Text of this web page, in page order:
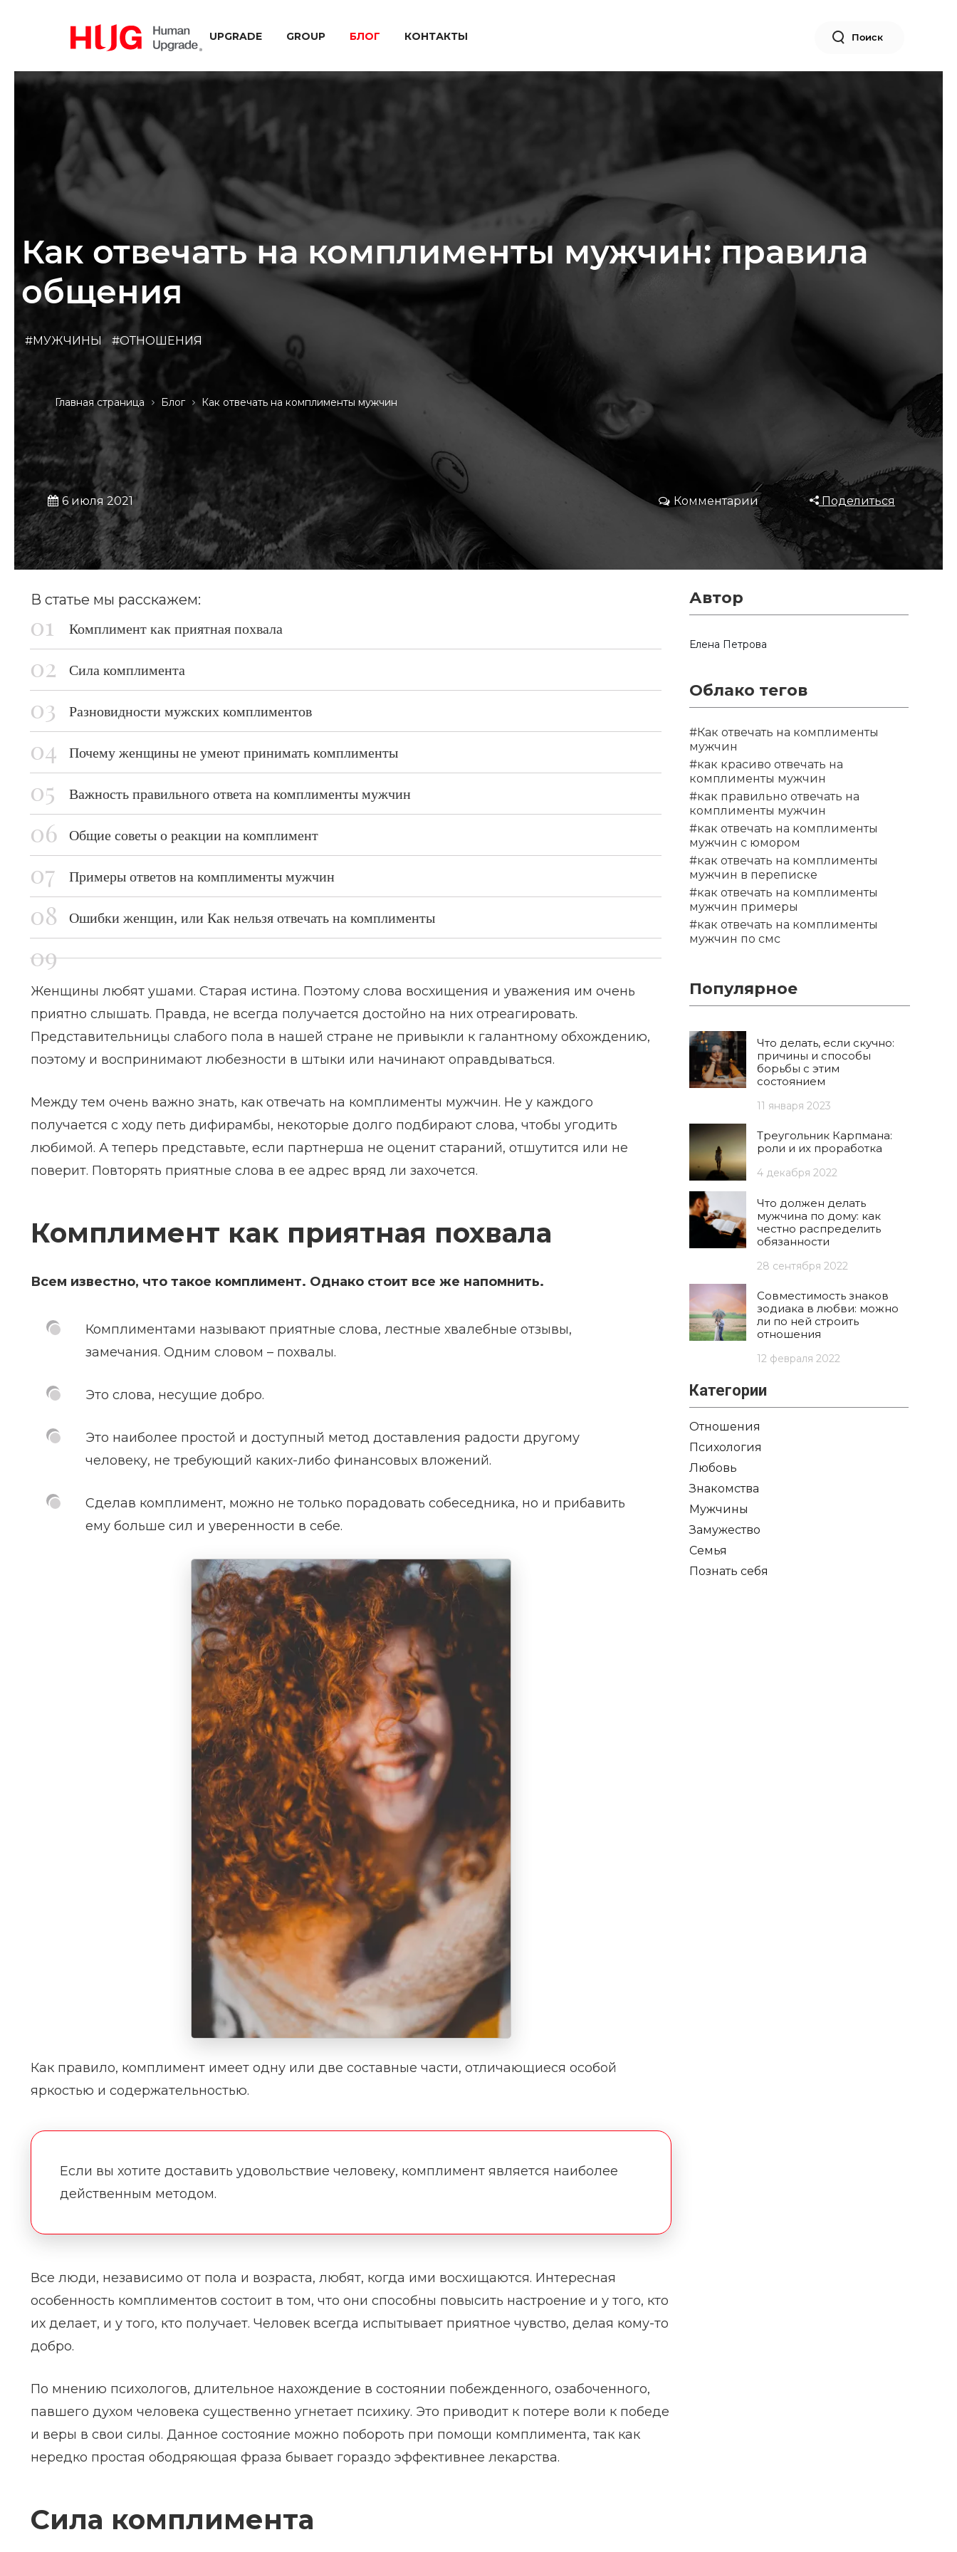
UPGRADE GROUP БЛОГ КОНТАКТЫ Поиск
Главная страница Блог Как отвечать на комплименты мужчин
Как отвечать на комплименты мужчин: правила
общения
#МУЖЧИНЫ #ОТНОШЕНИЯ
6 июля 2021 Комментарии Поделиться
В статье мы расскажем:
Комплимент как приятная похвала
Сила комплимента
Разновидности мужских комплиментов
Почему женщины не умеют принимать комплименты
Важность правильного ответа на комплименты мужчин
Общие советы о реакции на комплимент
Примеры ответов на комплименты мужчин
Ошибки женщин, или Как нельзя отвечать на комплименты
Женщины любят ушами. Старая истина. Поэтому слова восхищения и уважения им очень
приятно слышать. Правда, не всегда получается достойно на них отреагировать.
Представительницы слабого пола в нашей стране не привыкли к галантному обхождению,
поэтому и воспринимают любезности в штыки или начинают оправдываться.
Между тем очень важно знать, как отвечать на комплименты мужчин. Не у каждого
получается с ходу петь дифирамбы, некоторые долго подбирают слова, чтобы угодить
любимой. А теперь представьте, если партнерша не оценит стараний, отшутится или не
поверит. Повторять приятные слова в ее адрес вряд ли захочется.
Комплимент как приятная похвала
Всем известно, что такое комплимент. Однако стоит все же напомнить.
Комплиментами называют приятные слова, лестные хвалебные отзывы,
замечания. Одним словом – похвалы.
Это слова, несущие добро.
Это наиболее простой и доступный метод доставления радости другому
человеку, не требующий каких-либо финансовых вложений.
Сделав комплимент, можно не только порадовать собеседника, но и прибавить
ему больше сил и уверенности в себе.
Как правило, комплимент имеет одну или две составные части, отличающиеся особой
яркостью и содержательностью.
Если вы хотите доставить удовольствие человеку, комплимент является наиболее
действенным методом.
Все люди, независимо от пола и возраста, любят, когда ими восхищаются. Интересная
особенность комплиментов состоит в том, что они способны повысить настроение и у того, кто
их делает, и у того, кто получает. Человек всегда испытывает приятное чувство, делая кому-то
добро.
По мнению психологов, длительное нахождение в состоянии побежденного, озабоченного,
павшего духом человека существенно угнетает психику. Это приводит к потере воли к победе
и веры в свои силы. Данное состояние можно побороть при помощи комплимента, так как
нередко простая ободряющая фраза бывает гораздо эффективнее лекарства.
Сила комплимента
Автор
Елена Петрова
Облако тегов
#Как отвечать на комплименты
мужчин
#как красиво отвечать на
комплименты мужчин
#как правильно отвечать на
комплименты мужчин
#как отвечать на комплименты
мужчин с юмором
#как отвечать на комплименты
мужчин в переписке
#как отвечать на комплименты
мужчин примеры
#как отвечать на комплименты
мужчин по смс
Популярное
Что делать, если скучно:
причины и способы
борьбы с этим
состоянием
11 января 2023
Треугольник Карпмана:
роли и их проработка
4 декабря 2022
Что должен делать
мужчина по дому: как
честно распределить
обязанности
28 сентября 2022
Совместимость знаков
зодиака в любви: можно
ли по ней строить
отношения
12 февраля 2022
Категории
Отношения
Психология
Любовь
Знакомства
Мужчины
Замужество
Семья
Познать себя